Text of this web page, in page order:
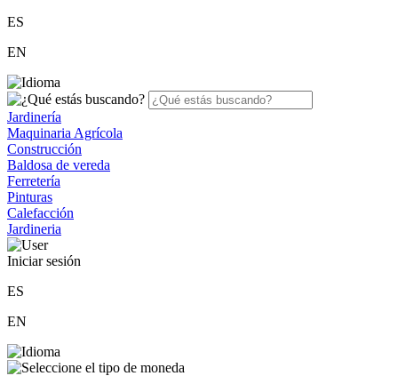
ES
EN
Jardinería
Maquinaria Agrícola
Construcción
Baldosa de vereda
Ferretería
Pinturas
Calefacción
Jardineria
Iniciar sesión
ES
EN